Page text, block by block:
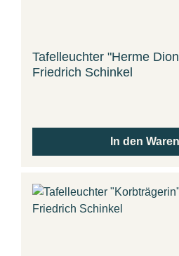
Tafelleuchter "Herme
Friedrich Schinkel
In den